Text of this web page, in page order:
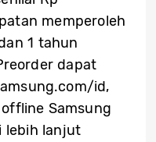
memperoleh
1 tahun
dapat
id,
Samsung
lebih lanjut